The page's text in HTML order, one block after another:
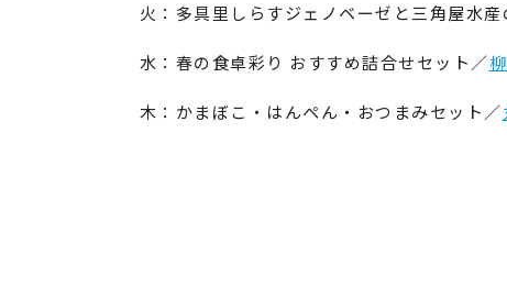
火：多具里しらすジェノベーゼと三角屋水
水：春の食卓彩り おすすめ詰合せセット／
木：かまぼこ・はんぺん・おつまみセット／